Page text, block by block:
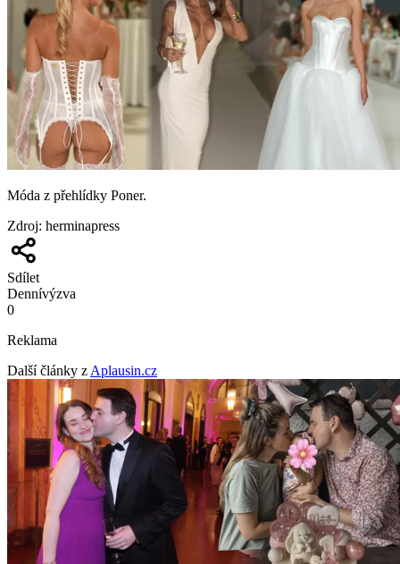
Móda z přehlídky Poner.
Zdroj: herminapress
Sdílet
Dennívýzva
0
Reklama
Další články z Aplausin.cz